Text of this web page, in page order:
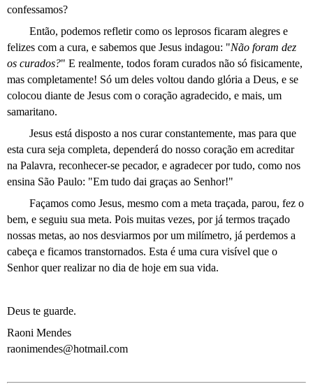
confessamos?
Então, podemos refletir como os leprosos ficaram alegres e
felizes com a cura, e sabemos que Jesus indagou: "Não foram dez
os curados?" E realmente, todos foram curados não só fisicamente,
mas completamente! Só um deles voltou dando glória a Deus, e se
colocou diante de Jesus com o coração agradecido, e mais, um
samaritano.
Jesus está disposto a nos curar constantemente, mas para que
esta cura seja completa, dependerá do nosso coração em acreditar
na Palavra, reconhecer-se pecador, e agradecer por tudo, como nos
ensina São Paulo: "Em tudo dai graças ao Senhor!"
Façamos como Jesus, mesmo com a meta traçada, parou, fez o
bem, e seguiu sua meta. Pois muitas vezes, por já termos traçado
nossas metas, ao nos desviarmos por um milímetro, já perdemos a
cabeça e ficamos transtornados. Esta é uma cura visível que o
Senhor quer realizar no dia de hoje em sua vida.
Deus te guarde.
Raoni Mendes
raonimendes@hotmail.com